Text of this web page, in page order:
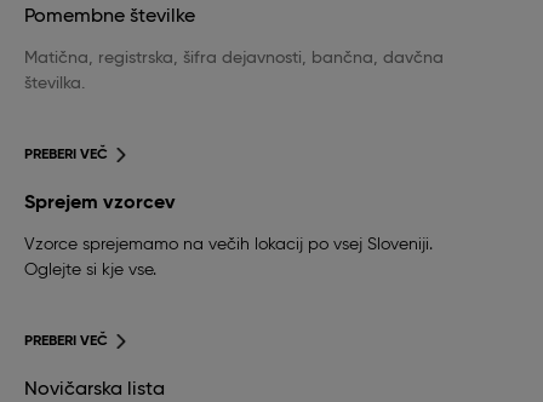
Pomembne številke
Matična, registrska, šifra dejavnosti, bančna, davčna
številka.
PREBERI VEČ
Sprejem vzorcev
Vzorce sprejemamo na večih lokacij po vsej Sloveniji.
Oglejte si kje vse.
PREBERI VEČ
Novičarska lista